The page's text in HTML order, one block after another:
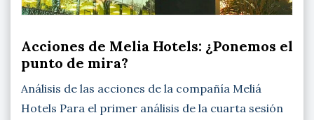
Acciones de Melia Hotels: ¿Ponemos el
punto de mira?
Análisis de las acciones de la compañía Meliá
Hotels Para el primer análisis de la cuarta sesión